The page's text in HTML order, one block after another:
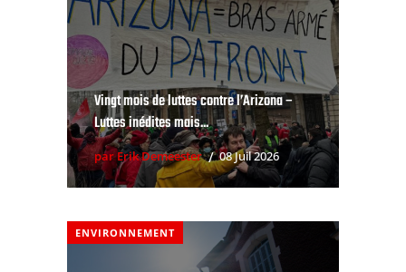
Vingt mois de luttes contre l’Arizona –
Luttes inédites mais...
par Erik Demeester 08 Juil 2026
ENVIRONNEMENT